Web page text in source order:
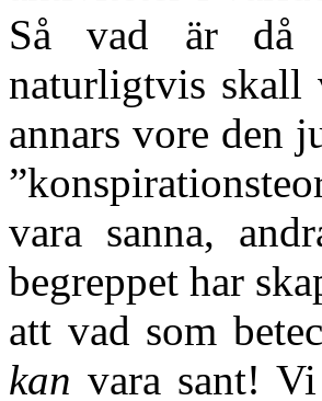
Så vad är då
naturligtvis skall
annars vore den
vara sanna,
begreppet har
att vad som
kan vara sant!